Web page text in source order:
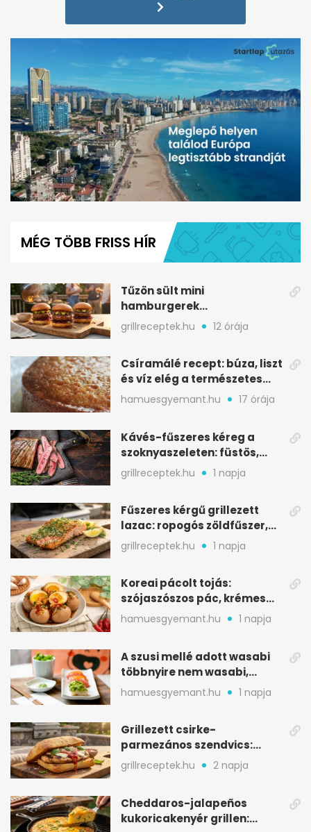
59
seconds
MÉG TÖBB FRISS HÍR
Tűzön sült mini
hamburgerek
sobrasadával: csípős-
mézes falatkák
grillreceptek.hu 12 órája
Csíramálé recept: búza, liszt
és víz elég a természetes
édességhez
hamuesgyemant.hu 17 órája
Kávés-fűszeres kéreg a
szoknyaszeleten: füstös,
csokoládés mélység
grillreceptek.hu 1 napja
Fűszeres kérgű grillezett
lazac: ropogós zöldfűszer,
szaftos belső
grillreceptek.hu 1 napja
Koreai pácolt tojás:
szójaszószos pác, krémes
sárgája, pár óra alatt
hamuesgyemant.hu 1 napja
A szusi mellé adott wasabi
többnyire nem wasabi,
hanem fűszerkeverék
hamuesgyemant.hu 1 napja
Grillezett csirke-
parmezános szendvics:
ropogós csirke, olvadó sajt
grillreceptek.hu 2 napja
Cheddaros-jalapeños
kukoricakenyér grillen: